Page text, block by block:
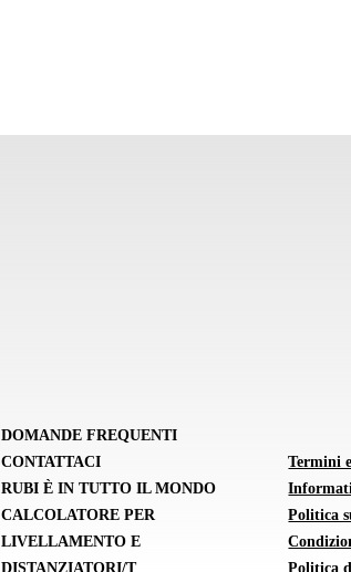
DOMANDE FREQUENTI
CONTATTACI
RUBI È IN TUTTO IL MONDO
CALCOLATORE PER
LIVELLAMENTO E
DISTANZIATORI/T
Termini
Politica
Politica